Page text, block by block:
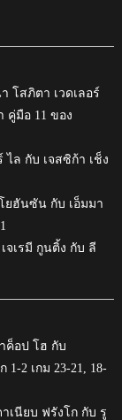
โสภิตา เวดเลอร์
คู่มือ 11 ของ
ไล กับ เจสซิก้า เช็ง
ยฮันซัน กับ เอ็มมา
จเรมี กูนติ้ง กับ ลี
ค็อป โฮ กับ
2 เกม 23-21, 18-
เนียบ ฟรังโก กับ รู